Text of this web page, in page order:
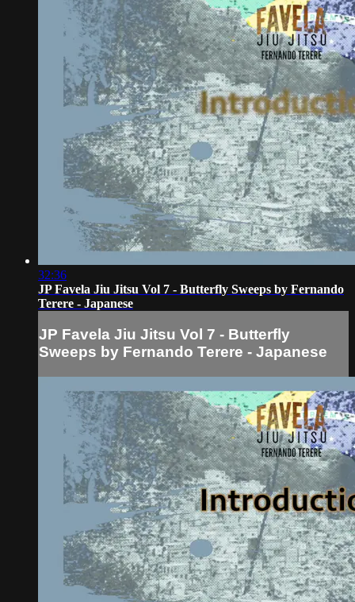
32:36
JP Favela Jiu Jitsu Vol 7 - Butterfly Sweeps by Fernando
Terere - Japanese
JP Favela Jiu Jitsu Vol 7 - Butterfly
Sweeps by Fernando Terere - Japanese